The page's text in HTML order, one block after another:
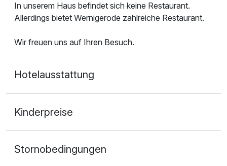
In unserem Haus befindet sich keine Restaurant.
Allerdings bietet Wernigerode zahlreiche Restaurant.
Wir freuen uns auf Ihren Besuch.
Hotelausstattung
Kinderpreise
Stornobedingungen